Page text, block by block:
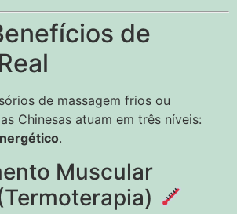
de
de massagem frios ou
Chinesas atuam em três níveis:
.
Muscular